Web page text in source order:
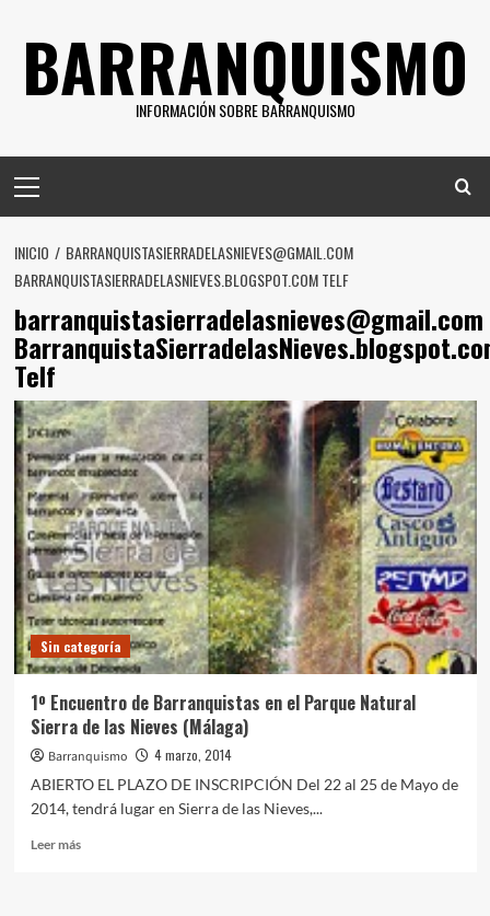
contenido
BARRANQUISMO
INFORMACIÓN SOBRE BARRANQUISMO
principal
INICIO
BARRANQUISTASIERRADELASNIEVES@GMAIL.COM
BARRANQUISTASIERRADELASNIEVES.BLOGSPOT.COM TELF
barranquistasierradelasnieves@gmail.com
Telf
Sin categoría
1º Encuentro de Barranquistas en el Parque Natural
Sierra de las Nieves (Málaga)
Barranquismo
4 marzo, 2014
ABIERTO EL PLAZO DE INSCRIPCIÓN Del 22 al 25 de Mayo de
2014, tendrá lugar en Sierra de las Nieves,...
Leer másLeer